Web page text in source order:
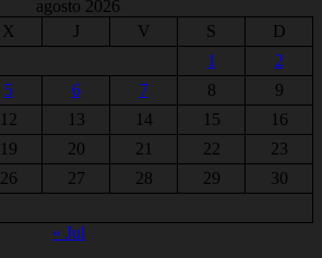
agosto 2026
X J V S
D
1
2
5 6 7 8
9
12 13 14 15
16
19 20 21 22
23
26 27 28 29
30
« Jul